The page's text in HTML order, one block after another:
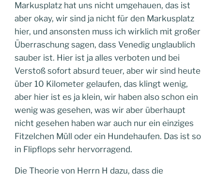
Markusplatz hat uns nicht umgehauen, das ist
aber okay, wir sind ja nicht für den Markusplatz
hier, und ansonsten muss ich wirklich mit großer
Überraschung sagen, dass Venedig unglaublich
sauber ist. Hier ist ja alles verboten und bei
Verstoß sofort absurd teuer, aber wir sind heute
über 10 Kilometer gelaufen, das klingt wenig,
aber hier ist es ja klein, wir haben also schon ein
wenig was gesehen, was wir aber überhaupt
nicht gesehen haben war auch nur ein einziges
Fitzelchen Müll oder ein Hundehaufen. Das ist so
in Flipflops sehr hervorragend.
Die Theorie von Herrn H dazu, dass die